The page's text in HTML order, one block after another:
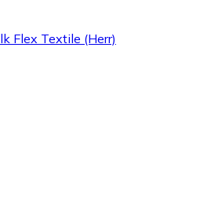
Flex Textile (Herr)